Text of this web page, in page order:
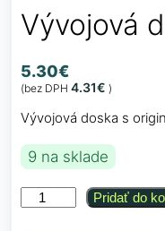
Vývojová
5.30€
(bez DPH 4.31€ )
Vývojová doska s
9 na sklade
množstvo
Vývojová
Pridať do